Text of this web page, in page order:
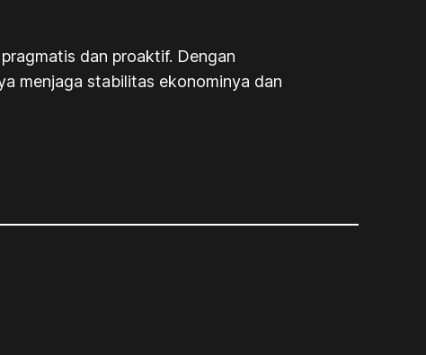
dan proaktif. Dengan
menjaga stabilitas ekonominya dan